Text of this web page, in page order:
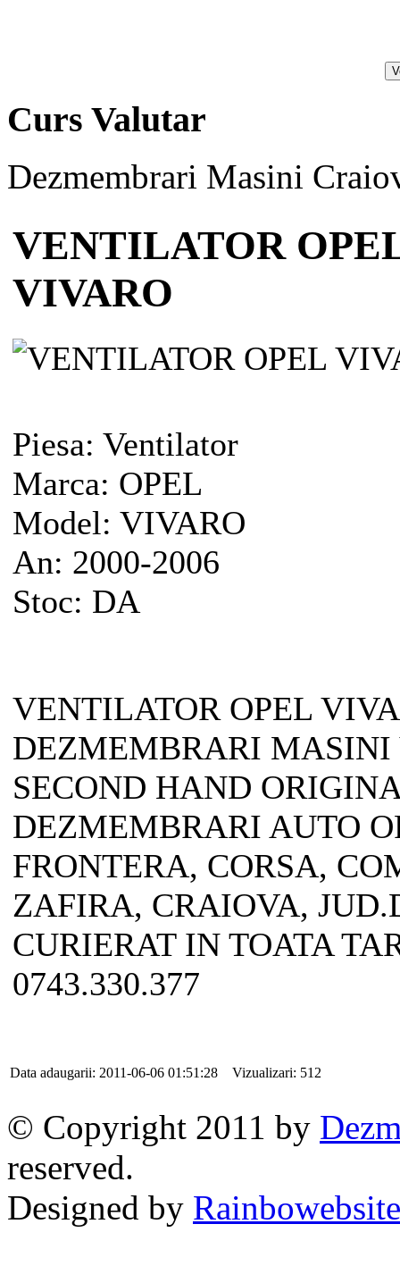
Curs Valutar
Dezmembrari Masini
VENTILATOR
VIVARO
Piesa: Ventilator
Marca: OPEL
Model: VIVARO
An: 2000-2006
Stoc: DA
VENTILATOR OPEL
DEZMEMBRARI MASINI
SECOND HAND
DEZMEMBRARI AUTO
FRONTERA, CORSA,
ZAFIRA, CRAIOVA,
CURIERAT IN TOATA
0743.330.377
Data adaugarii: 2011-06-06 01:51:28 Vizualizari: 512
© Copyright 2011 by
reserved.
Designed by